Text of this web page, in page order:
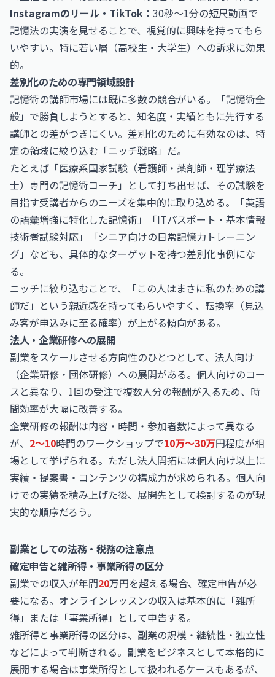
Instagramのリール・TikTok ：30秒〜1分の短尺動画で
記憶法の実演を見せることで、視覚的に興味を持ってもら
いやすい。特に若い層（高校生・大学生）への訴求に効果
的。
差別化のための専門領域設計
記憶術の講師市場には既に多数の競合がいる。「記憶術全
般」で勝負しようとすると、知名度・実績ともに先行する
講師との差がつきにくい。差別化のために有効なのは、特
定の領域に絞り込む「ニッチ戦略」だ。
たとえば「医療系国家試験（看護師・薬剤師・理学療法
士）専門の記憶術コーチ」として打ち出せば、その試験を
目指す受講者からのニーズを集中的に取り込める。「英語
の語彙増強に特化した記憶術」「ITパスポート・基本情報
技術者試験対応」「シニア向けの日常記憶力トレーニン
グ」なども、具体的なターゲットを持つ差別化事例にな
る。
ニッチに絞り込むことで、「この人はまさに私のための講
師だ」という親近感を持ってもらいやすく、転換率（見込
み客が申込みに至る確率）が上がる傾向がある。
法人・企業研修への展開
副業をスケールさせる方向性のひとつとして、法人向け
（企業研修・団体研修）への展開がある。個人向けのコー
スと異なり、1回の受注で複数人分の報酬が入るため、時
間効率が大幅に改善する。
企業研修の報酬は内容・時間・参加者数によって異なる
が、 2〜10時間のワークショップで10万〜30万円程度が相
場として挙げられる。ただし法人開拓には個人向け以上に
実績・提案書・コンテンツの構成力が求められる。個人向
けでの実績を積み上げた後、展開先として検討するのが現
実的な順序だろう。
副業としての法務・税務の注意点
確定申告と雑所得・事業所得の区分
副業での収入が年間20万円を超える場合、確定申告が必
要になる。オンラインレッスンの収入は基本的に「雑所
得」または「事業所得」として申告する。
雑所得と事業所得の区分は、副業の規模・継続性・独立性
などによって判断される。副業をビジネスとして本格的に
展開する場合は事業所得として扱われるケースもあるが、